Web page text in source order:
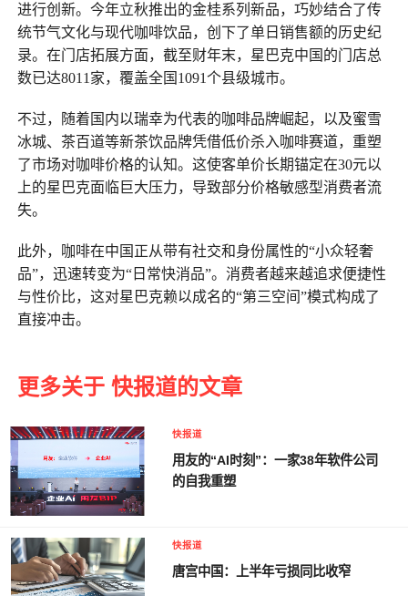
进行创新。今年立秋推出的金桂系列新品，巧妙结合了传
统节气文化与现代咖啡饮品，创下了单日销售额的历史纪
录。在门店拓展方面，截至财年末，星巴克中国的门店总
数已达8011家，覆盖全国1091个县级城市。
不过，随着国内以瑞幸为代表的咖啡品牌崛起，以及蜜雪
冰城、茶百道等新茶饮品牌凭借低价杀入咖啡赛道，重塑
了市场对咖啡价格的认知。这使客单价长期锚定在30元以
上的星巴克面临巨大压力，导致部分价格敏感型消费者流
失。
此外，咖啡在中国正从带有社交和身份属性的“小众轻奢
品”，迅速转变为“日常快消品”。消费者越来越追求便捷性
与性价比，这对星巴克赖以成名的“第三空间”模式构成了
直接冲击。
更多关于 快报道的文章
快报道
用友的“AI时刻”：一家38年软件公司
的自我重塑
快报道
唐宫中国：上半年亏损同比收窄